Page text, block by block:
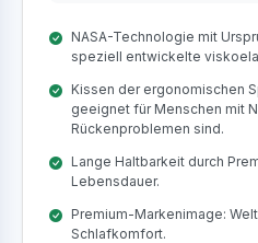
NASA-Technologie mit
speziell entwickelte
Kissen der ergonomischen
geeignet für Menschen mit
Rückenproblemen sind.
Lange Haltbarkeit durch
Lebensdauer.
Premium-Markenimage:
Schlafkomfort.